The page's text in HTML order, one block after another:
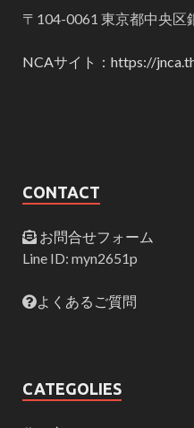
〒104-0061 東京都中央区
NCAサイト：https://
CONTACT
お問合せフォーム
Line ID: myn2651p
よくあるご質問
CATEGOLIES